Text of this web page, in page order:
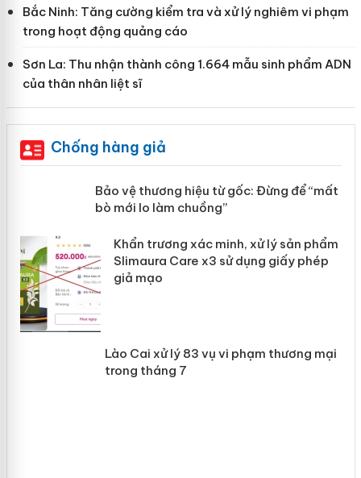
Bắc Ninh: Tăng cường kiểm tra và xử lý nghiêm vi phạm
trong hoạt động quảng cáo
Sơn La: Thu nhận thành công 1.664 mẫu sinh phẩm ADN
của thân nhân liệt sĩ
Chống hàng giả
Bảo vệ thương hiệu từ gốc: Đừng để “mất
bò mới lo làm chuồng”
Khẩn trương xác minh, xử lý sản phẩm
Slimaura Care x3 sử dụng giấy phép
giả mạo
Lào Cai xử lý 83 vụ vi phạm thương
mại trong tháng 7